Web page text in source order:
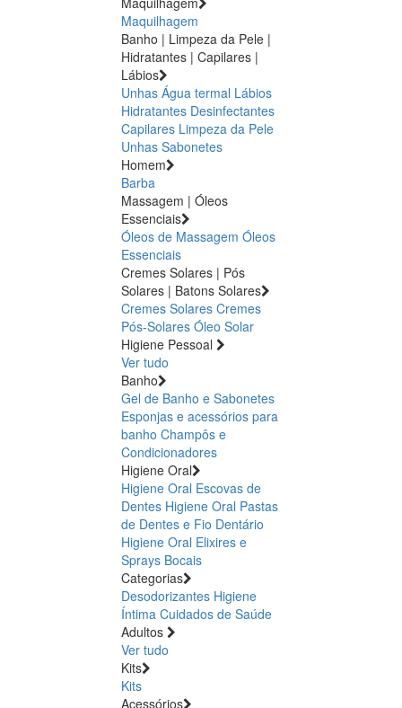
Maquilhagem
Banho | Limpeza da Pele |
Hidratantes | Capilares |
Lábios
Unhas Água termal Lábios
Hidratantes Desinfectantes
Capilares Limpeza da Pele
Unhas Sabonetes
Homem
Barba
Massagem | Óleos
Essenciais
Óleos de Massagem Óleos
Essenciais
Cremes Solares | Pós
Solares | Batons Solares
Cremes Solares Cremes
Pós-Solares Óleo Solar
Higiene Pessoal
Ver tudo
Banho
Gel de Banho e Sabonetes
Esponjas e acessórios para
banho Champôs e
Condicionadores
Higiene Oral
Higiene Oral Escovas de
Dentes Higiene Oral Pastas
de Dentes e Fio Dentário
Higiene Oral Elixires e
Sprays Bocais
Categorias
Desodorizantes Higiene
Íntima Cuidados de Saúde
Adultos
Ver tudo
Kits
Kits
Acessórios